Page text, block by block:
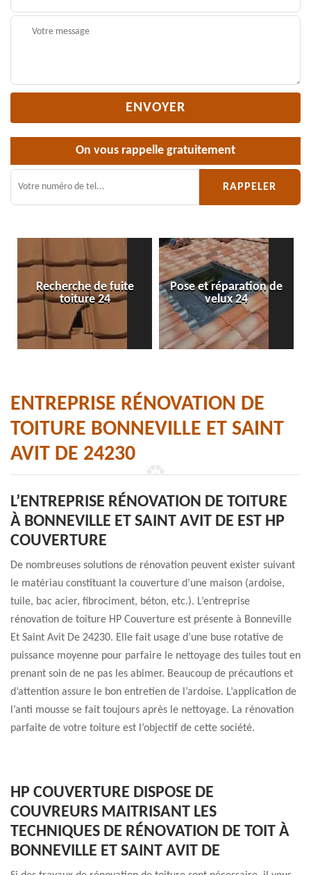
On vous rappelle gratuitement
Recherche de fuite
toiture 24
Pose et réparation de
velux 24
ENTREPRISE RÉNOVATION DE
TOITURE BONNEVILLE ET SAINT
AVIT DE 24230
L’ENTREPRISE RÉNOVATION DE TOITURE
À BONNEVILLE ET SAINT AVIT DE EST HP
COUVERTURE
De nombreuses solutions de rénovation peuvent exister suivant
le matériau constituant la couverture d’une maison (ardoise,
tuile, bac acier, fibrociment, béton, etc.). L’entreprise
rénovation de toiture HP Couverture est présente à Bonneville
Et Saint Avit De 24230. Elle fait usage d’une buse rotative de
puissance moyenne pour parfaire le nettoyage des tuiles tout en
prenant soin de ne pas les abimer. Beaucoup de précautions et
d’attention assure le bon entretien de l’ardoise. L’application de
l’anti mousse se fait toujours après le nettoyage. La rénovation
parfaite de votre toiture est l’objectif de cette société.
HP COUVERTURE DISPOSE DE
COUVREURS MAITRISANT LES
TECHNIQUES DE RÉNOVATION DE TOIT À
BONNEVILLE ET SAINT AVIT DE